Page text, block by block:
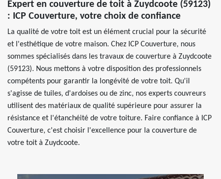
Expert en couverture de toit à Zuydcoote (59123)
: ICP Couverture, votre choix de confiance
La qualité de votre toit est un élément crucial pour la sécurité
et l'esthétique de votre maison. Chez ICP Couverture, nous
sommes spécialisés dans les travaux de couverture à Zuydcoote
(59123). Nous mettons à votre disposition des professionnels
compétents pour garantir la longévité de votre toit. Qu'il
s'agisse de tuiles, d'ardoises ou de zinc, nos experts couvreurs
utilisent des matériaux de qualité supérieure pour assurer la
résistance et l'étanchéité de votre toiture. Faire confiance à ICP
Couverture, c'est choisir l'excellence pour la couverture de
votre toit à Zuydcoote.